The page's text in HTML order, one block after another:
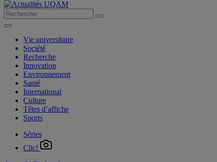
Vie universitaire
Société
Recherche
Innovation
Environnement
Santé
International
Culture
Têtes d’affiche
Sports
Séries
Clic!